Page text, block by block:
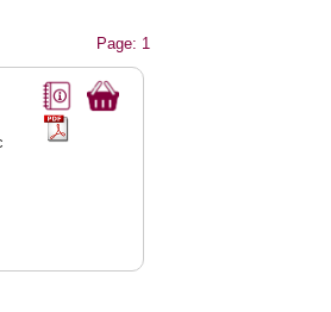
Page: 1